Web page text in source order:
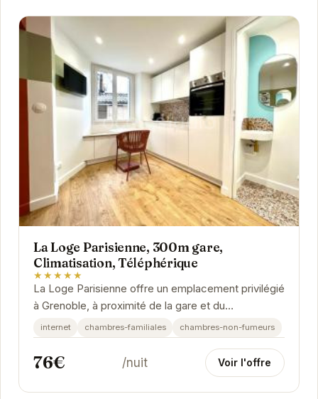
La Loge Parisienne, 300m gare,
Climatisation, Téléphérique
★★★★★
La Loge Parisienne offre un emplacement privilégié
à Grenoble, à proximité de la gare et du
téléphérique. Avec la climatisation, vous...
internet chambres-familiales chambres-non-fumeurs
76€ /nuit Voir l'offre